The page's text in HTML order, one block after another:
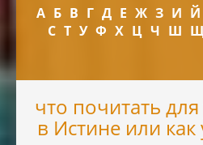
А Б В Г Д Е Ж З И Й
С Т У Ф Х Ц Ч Ш
что почитать
в Истине или как